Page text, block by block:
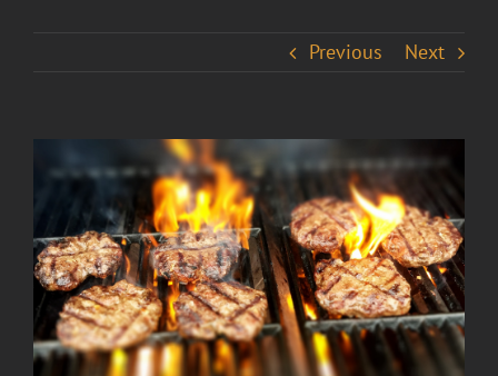
Previous Next
Larger
Image